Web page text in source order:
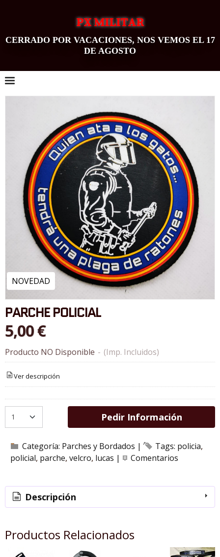
PX MILITAR
CERRADO POR VACACIONES, NOS VEMOS EL 17
DE AGOSTO
NOVEDAD
PARCHE POLICIAL
5,00 €
Producto NO Disponible - (Imp. Incluidos)
Ver descripción
Pedir Información
Categoría: Parches y Bordados | Tags: policia
policial parche velcro lucas | Comentarios
Descripción
Productos Relacionados